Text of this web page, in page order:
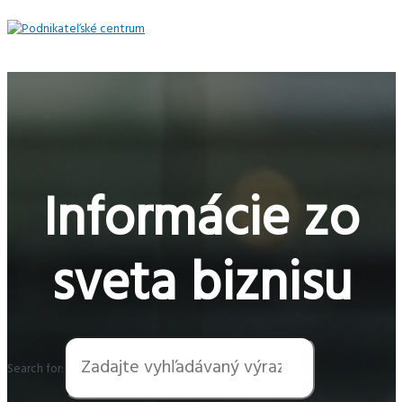
Preskočiť
na
Menu
Informácie zo
sveta biznisu
Search for: